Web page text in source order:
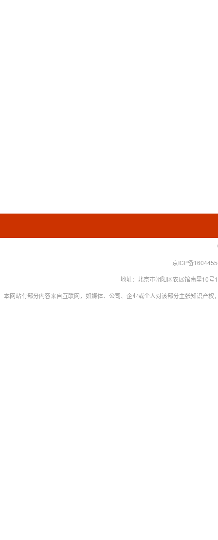
京ICP备
地址：北京市朝阳区农展馆南里10
本网站有部分内容来自互联网，如媒体、公司、企业或个人对该部分主张知识产